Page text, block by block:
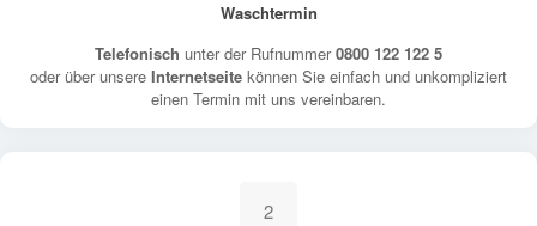
Waschtermin
Telefonisch unter der Rufnummer0800 122 122 5
oder über unsere Internetseite können Sie einfach und unkompliziert
einen Termin mit uns vereinbaren.
2